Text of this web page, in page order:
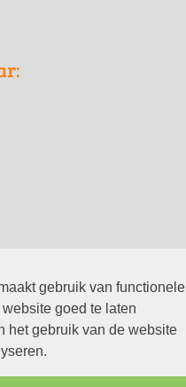
gebruik van functionele
goed te laten
het gebruik van de website